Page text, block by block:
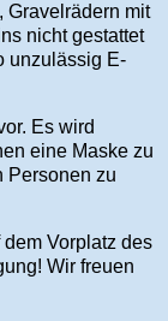
Gravelrädern mit
nicht gestattet
unzulässig E-
Es wird
eine Maske zu
Personen zu
Vorplatz des
Wir freuen